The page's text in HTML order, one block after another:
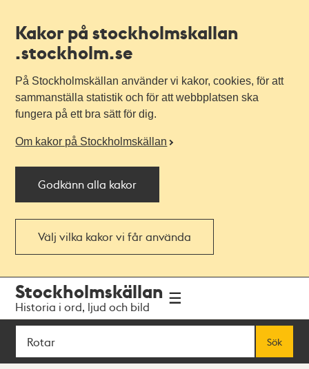
Kakor på stockholmskallan
.stockholm.se
På Stockholmskällan använder vi kakor, cookies, för att
sammanställa statistik och för att webbplatsen ska
fungera på ett bra sätt för dig.
Om kakor på Stockholmskällan
Godkänn alla kakor
Välj vilka kakor vi får använda
navigationen
huvudinnehållet
Stockholmskällan
Historia i ord, ljud och bild
Sök
Sök